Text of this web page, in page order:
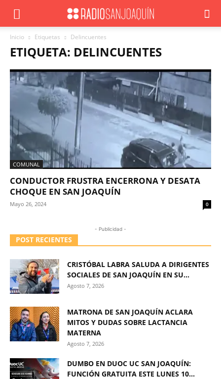
Inicio Etiquetas Delincuentes
ETIQUETA: DELINCUENTES
COMUNAL
CONDUCTOR FRUSTRA ENCERRONA Y DESATA
CHOQUE EN SAN JOAQUÍN
Mayo 26, 2024 0
- Publicidad -
POST RECIENTES
CRISTÓBAL LABRA SALUDA A DIRIGENTES
SOCIALES DE SAN JOAQUÍN EN SU...
Agosto 7, 2026
MATRONA DE SAN JOAQUÍN ACLARA
MITOS Y DUDAS SOBRE LACTANCIA
MATERNA
Agosto 7, 2026
DUMBO EN DUOC UC SAN JOAQUÍN:
FUNCIÓN GRATUITA ESTE LUNES 10...